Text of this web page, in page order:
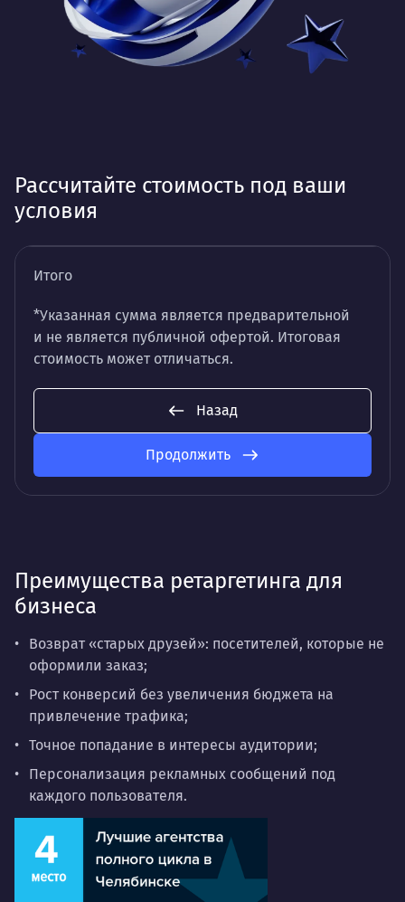
Рассчитайте стоимость под ваши
условия
Итого
*Указанная сумма является предварительной
и не является публичной офертой. Итоговая
стоимость может отличаться.
Назад
Продолжить
Преимущества ретаргетинга для
бизнеса
Возврат «старых друзей»: посетителей, которые не
оформили заказ;
Рост конверсий без увеличения бюджета на
привлечение трафика;
Точное попадание в интересы аудитории;
Персонализация рекламных сообщений под
каждого пользователя.